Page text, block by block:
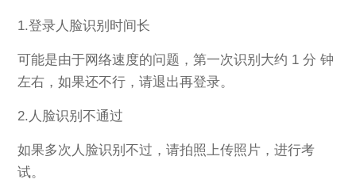
1.登录人脸识别时间长
可能是由于网络速度的问题，第一次识别大约 1 分 钟
左右，如果还不行，请退出再登录。
2.人脸识别不通过
如果多次人脸识别不过，请拍照上传照片，进行考
试。